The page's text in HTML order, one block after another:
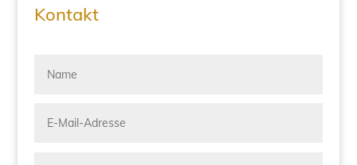
Kontakt